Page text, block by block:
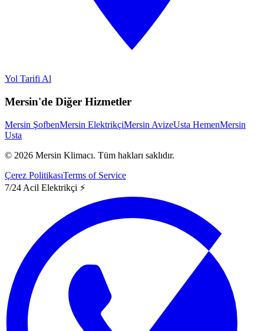
Yol Tarifi Al
Mersin'de Diğer Hizmetler
Mersin ŞofbenMersin ElektrikçiMersin AvizeUsta HemenMersin
Usta
© 2026 Mersin Klimacı. Tüm hakları saklıdır.
Çerez PolitikasıTerms of Service
7/24 Acil Elektrikçi ⚡